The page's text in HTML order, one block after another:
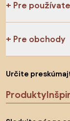
Pre
Pre obchody
Určite
Produkty